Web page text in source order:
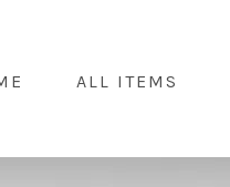
ALL ITEMS